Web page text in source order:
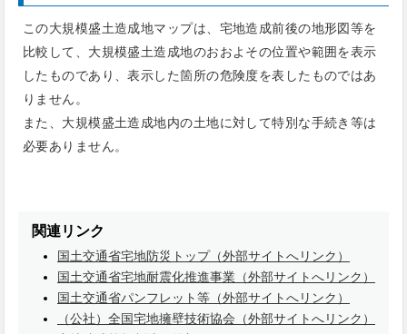
この大規模盛土造成地マップは、宅地造成前後の地形図等を
比較して、大規模盛土造成地のおおよその位置や範囲を表示
したものであり、表示した箇所の危険度を表したものではあ
りません。
また、大規模盛土造成地内の土地に対して特別な手続き等は
必要ありません。
関連リンク
国土交通省宅地防災トップ（外部サイトへリンク）
国土交通省宅地耐震化推進事業（外部サイトへリンク）
国土交通省パンフレット等（外部サイトへリンク）
（公社）全国宅地擁壁技術協会（外部サイトへリンク）